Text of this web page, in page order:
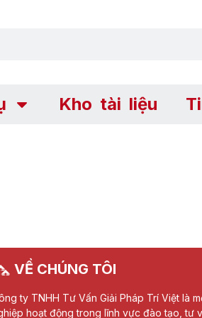
Kho tài liệu
VỀ CHÚNG TÔI
ty TNHH Tư Vấn Giải Pháp Trí Việt là
hoạt động trong lĩnh vực đào tạo, tư